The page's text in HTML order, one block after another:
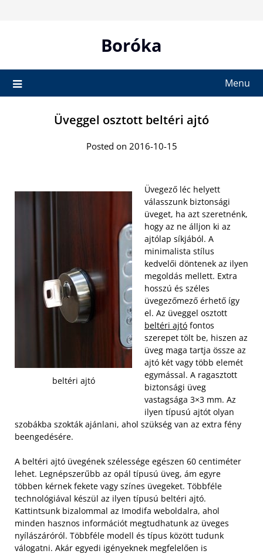
Boróka
Menu
Üveggel osztott beltéri ajtó
Posted on 2016-10-15
beltéri ajtó
Üvegező léc helyett
válasszunk biztonsági
üveget, ha azt szeretnénk,
hogy az ne álljon ki az
ajtólap síkjából. A
minimalista stílus
kedvelői döntenek az ilyen
megoldás mellett. Extra
hosszú és széles
üvegezőmező érhető így
el. Az üveggel osztott
beltéri ajtó fontos
szerepet tölt be, hiszen az
üveg maga tartja össze az
ajtó két vagy több elemét
egymással. A ragasztott
biztonsági üveg
vastagsága 3×3 mm. Az
ilyen típusú ajtót olyan
szobákba szokták ajánlani, ahol szükség van az extra fény
beengedésére.
A beltéri ajtó üvegének szélessége egészen 60 centiméter
lehet. Legnépszerűbb az opál típusú üveg, ám egyre
többen kérnek fekete vagy színes üvegeket. Többféle
technológiával készül az ilyen típusú beltéri ajtó.
Kattintsunk bizalommal az Imodifa weboldalra, ahol
minden hasznos információt megtudhatunk az üveges
nyílászáróról. Többféle modell és típus között tudunk
válogatni. Akár egyedi igényeknek megfelelően is